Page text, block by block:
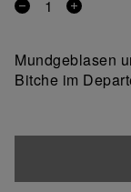
Entfernen
Produkt
Ein
Mundgeblasen
Bitche im